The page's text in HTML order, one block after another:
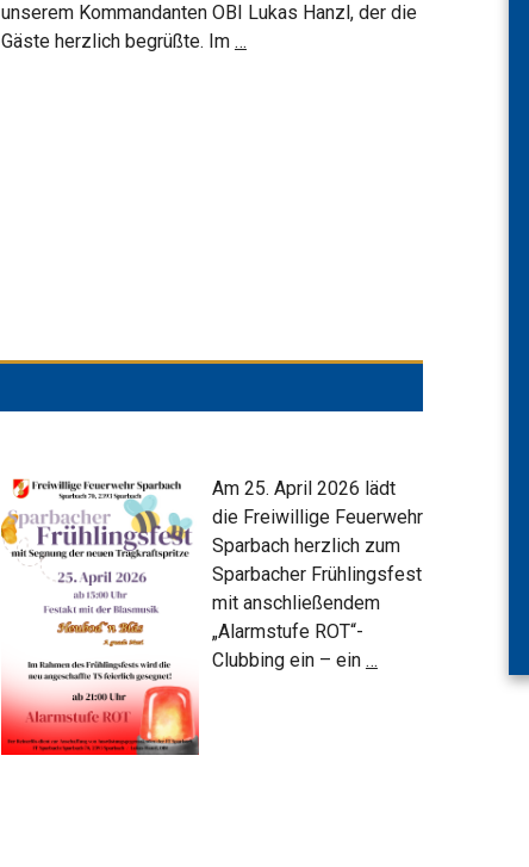
unserem Kommandanten OBI Lukas Hanzl, der die
Gäste herzlich begrüßte. Im …Frühlingsfest
Am 25. April 2026 lädt
die Freiwillige Feuerwehr
Sparbach herzlich zum
Sparbacher Frühlingsfest
mit anschließendem
„Alarmstufe ROT“-
Clubbing ein – ein …